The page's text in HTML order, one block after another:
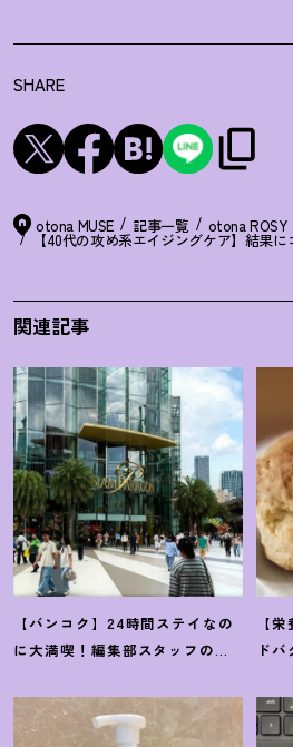
SHARE
otona MUSE 記事一覧 otona ROSY
【40代の攻め系エイジングケア】結果
関連記事
【バンコク】24時間ステイなの
に大満喫 ！ 編集部スタッフのト
【
ド